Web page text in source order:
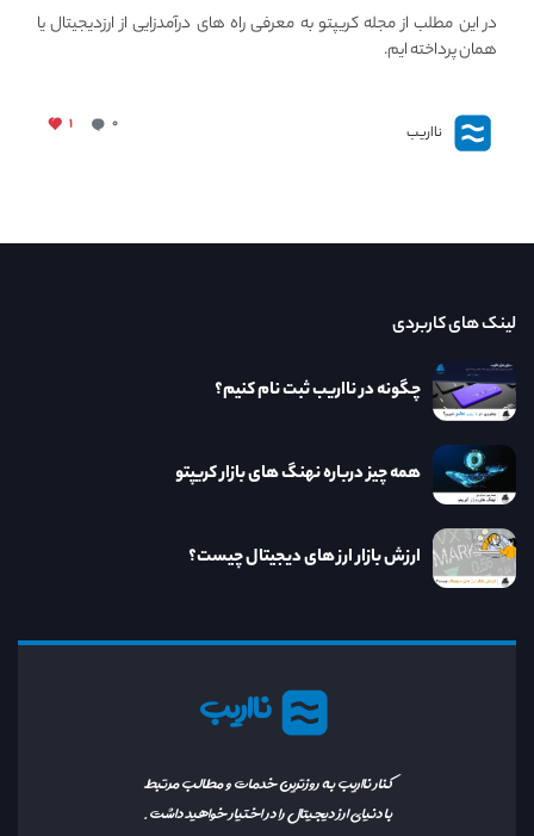
در این مطلب از مجله کریپتو به معرفی راه های درآمدزایی از ارزدیجیتال یا
همان پرداخته ایم.
نااریب ۰ ۱
نااریب
کنار نااریب به روزترین خدمات و مطالب مرتبط
با دنیای ارز دیجیتال را در اختیار خواهید داشت.
لینک های کاربردی
چگونه در نااریب ثبت نام کنیم؟
همه چیز درباره نهنگ های بازار کریپتو
ارزش بازار ارز های دیجیتال چیست؟